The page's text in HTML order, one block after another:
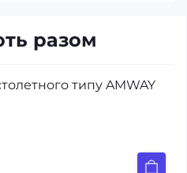
разом
типу AMWAY